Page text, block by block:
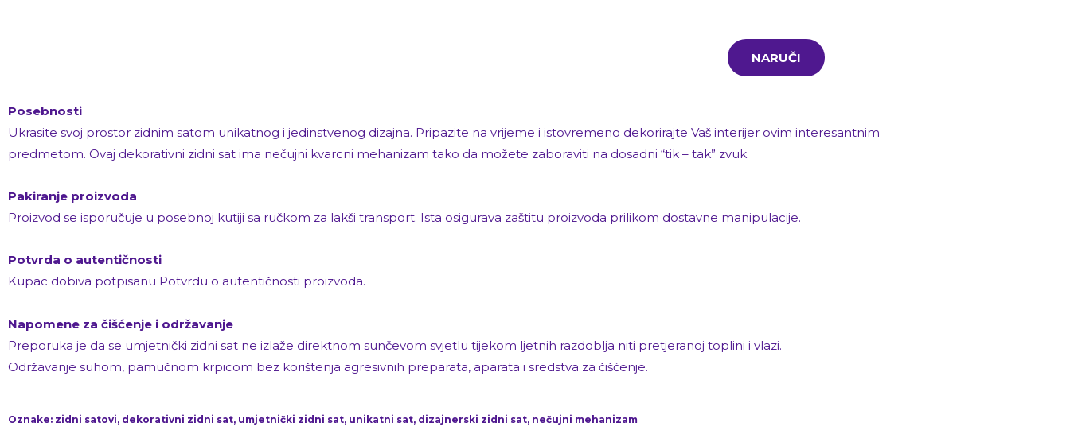
NARUČI
Posebnosti
Ukrasite svoj prostor zidnim satom unikatnog i jedinstvenog dizajna. Pripazite na vrijeme i istovremeno dekorirajte Vaš interijer ovim interesantnim
predmetom. Ovaj dekorativni zidni sat ima nečujni kvarcni mehanizam tako da možete zaboraviti na dosadni “tik – tak” zvuk.
Pakiranje proizvoda
Proizvod se isporučuje u posebnoj kutiji sa ručkom za lakši transport. Ista osigurava zaštitu proizvoda prilikom dostavne manipulacije.
Potvrda o autentičnosti
Kupac dobiva potpisanu Potvrdu o autentičnosti proizvoda.
Napomene za čišćenje i održavanje
Preporuka je da se umjetnički zidni sat ne izlaže direktnom sunčevom svjetlu tijekom ljetnih razdoblja niti pretjeranoj toplini i vlazi.
Održavanje suhom, pamučnom krpicom bez korištenja agresivnih preparata, aparata i sredstva za čišćenje.
Oznake: zidni satovi, dekorativni zidni sat, umjetnički zidni sat, unikatni sat, dizajnerski zidni sat, nečujni mehanizam